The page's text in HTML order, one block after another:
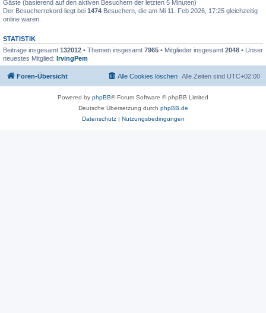
Gäste (basierend auf den aktiven Besuchern der letzten 5 Minuten)
Der Besucherrekord liegt bei 1474 Besuchern, die am Mi 11. Feb 2026, 17:25 gleichzeitig
online waren.
STATISTIK
Beiträge insgesamt 132012 • Themen insgesamt 7965 • Mitglieder insgesamt 2048 • Unser
neuestes Mitglied: IrvingPem
Foren-Übersicht Alle Zeiten sind UTC+02:00
Alle Cookies löschen
Powered by phpBB® Forum Software © phpBB Limited
Deutsche Übersetzung durch phpBB.de
Datenschutz| Nutzungsbedingungen